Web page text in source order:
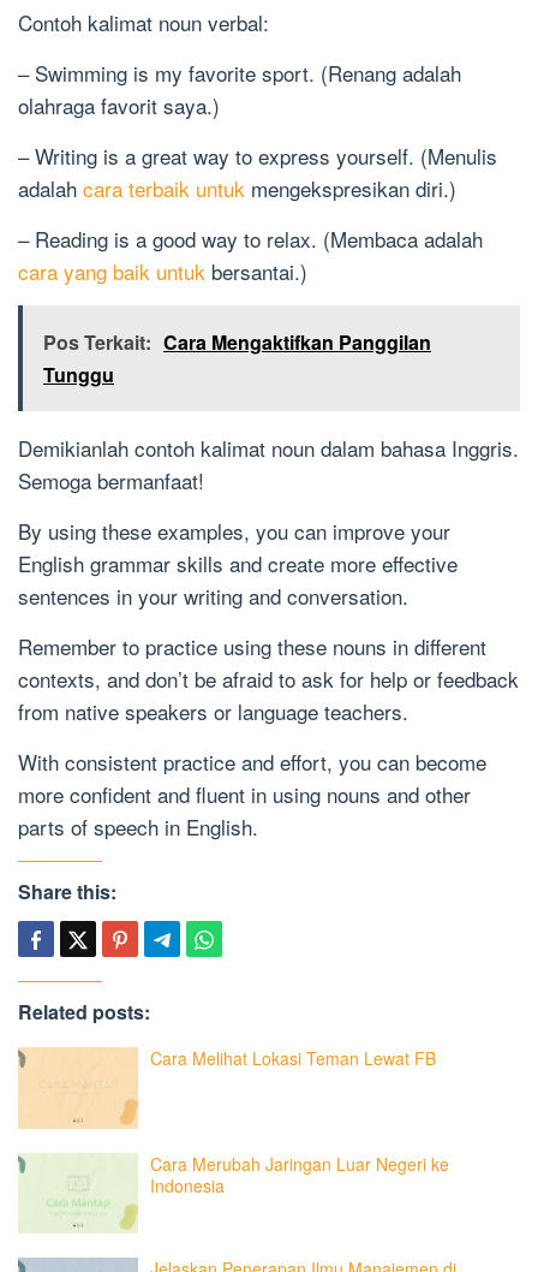
Contoh kalimat noun verbal:
– Swimming is my favorite sport. (Renang adalah
olahraga favorit saya.)
– Writing is a great way to express yourself. (Menulis
adalah cara terbaik untuk mengekspresikan diri.)
– Reading is a good way to relax. (Membaca adalah
cara yang baik untuk bersantai.)
Pos Terkait: Cara Mengaktifkan Panggilan
Tunggu
Demikianlah contoh kalimat noun dalam bahasa Inggris.
Semoga bermanfaat!
By using these examples, you can improve your
English grammar skills and create more effective
sentences in your writing and conversation.
Remember to practice using these nouns in different
contexts, and don’t be afraid to ask for help or feedback
from native speakers or language teachers.
With consistent practice and effort, you can become
more confident and fluent in using nouns and other
parts of speech in English.
Share this:
Related posts:
Cara Melihat Lokasi Teman Lewat FB
Cara Merubah Jaringan Luar Negeri ke
Indonesia